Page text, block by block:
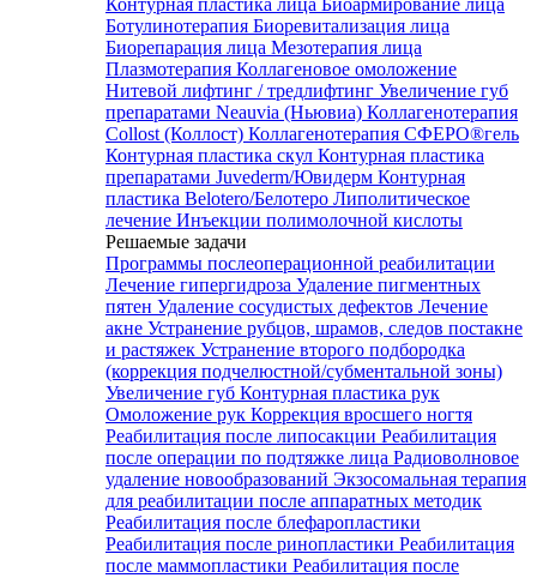
Контурная пластика лица Биоармирование лица
Ботулинотерапия Биоревитализация лица
Биорепарация лица Мезотерапия лица
Плазмотерапия Коллагеновое омоложение
Нитевой лифтинг / тредлифтинг Увеличение губ
препаратами Neauvia (Ньювиа) Коллагенотерапия
Collost (Коллост) Коллагенотерапия СФЕРО®гель
Контурная пластика скул Контурная пластика
препаратами Juvederm/Ювидерм Контурная
пластика Belotero/Белотеро Липолитическое
лечение Инъекции полимолочной кислоты
Решаемые задачи
Программы послеоперационной реабилитации
Лечение гипергидроза Удаление пигментных
пятен Удаление сосудистых дефектов Лечение
акне Устранение рубцов, шрамов, следов постакне
и растяжек Устранение второго подбородка
(коррекция подчелюстной/субментальной зоны)
Увеличение губ Контурная пластика рук
Омоложение рук Коррекция вросшего ногтя
Реабилитация после липосакции Реабилитация
после операции по подтяжке лица Радиоволновое
удаление новообразований Экзосомальная терапия
для реабилитации после аппаратных методик
Реабилитация после блефаропластики
Реабилитация после ринопластики Реабилитация
после маммопластики Реабилитация после